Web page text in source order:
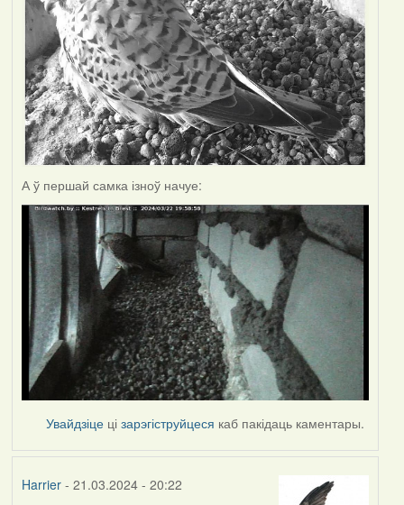
А ў першай самка ізноў начуе:
Увайдзіце цізарэгіструйцеся каб пакідаць каментары.
Harrier- 21.03.2024 - 20:22